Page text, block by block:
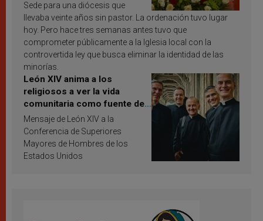
Sede para una diócesis que
llevaba veinte años sin pastor. La ordenación tuvo lugar
hoy. Pero hace tres semanas antes tuvo que
comprometer públicamente a la Iglesia local con la
controvertida ley que busca eliminar la identidad de las
minorías.
León XIV anima a los
religiosos a ver la vida
comunitaria como fuente de
inspiración y santificación
Mensaje de León XIV a la
Conferencia de Superiores
Mayores de Hombres de los
Estados Unidos